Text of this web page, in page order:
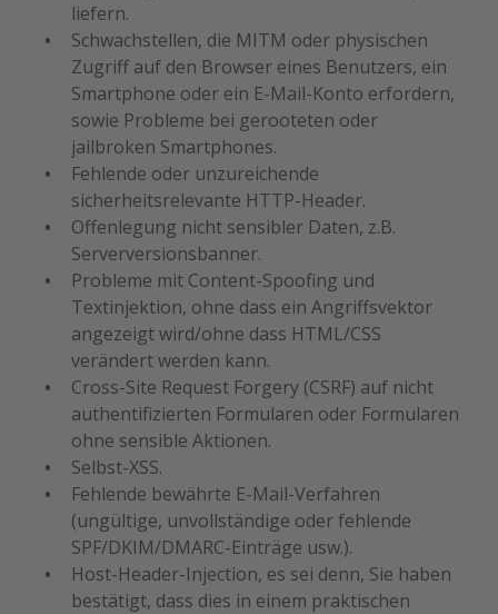
liefern.
Schwachstellen, die MITM oder physischen
Zugriff auf den Browser eines Benutzers, ein
Smartphone oder ein E-Mail-Konto erfordern,
sowie Probleme bei gerooteten oder
jailbroken Smartphones.
Fehlende oder unzureichende
sicherheitsrelevante HTTP-Header.
Offenlegung nicht sensibler Daten, z.B.
Serverversionsbanner.
Probleme mit Content-Spoofing und
Textinjektion, ohne dass ein Angriffsvektor
angezeigt wird/ohne dass HTML/CSS
verändert werden kann.
Cross-Site Request Forgery (CSRF) auf nicht
authentifizierten Formularen oder Formularen
ohne sensible Aktionen.
Selbst-XSS.
Fehlende bewährte E-Mail-Verfahren
(ungültige, unvollständige oder fehlende
SPF/DKIM/DMARC-Einträge usw.).
Host-Header-Injection, es sei denn, Sie haben
bestätigt, dass dies in einem praktischen